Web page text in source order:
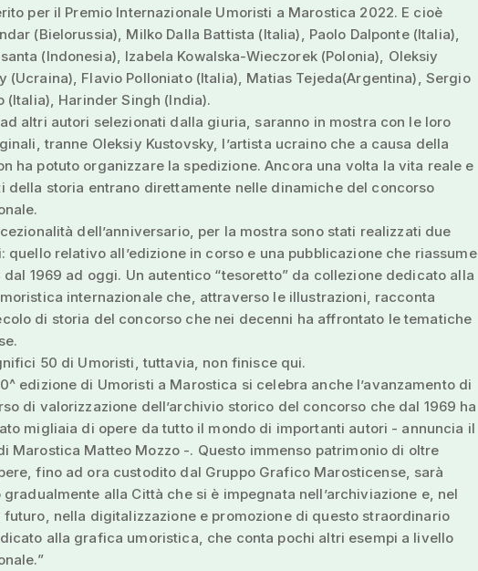
per il Premio Internazionale Umoristi a Marostica 2022. E cioè
(Bielorussia), Milko Dalla Battista (Italia), Paolo Dalponte (Italia),
(Indonesia), Izabela Kowalska-Wieczorek (Polonia), Oleksiy
(Ucraina), Flavio Polloniato (Italia), Matias Tejeda(Argentina), Sergio
(Italia), Harinder Singh (India).
altri autori selezionati dalla giuria, saranno in mostra con le loro
tranne Oleksiy Kustovsky, l’artista ucraino che a causa della
ha potuto organizzare la spedizione. Ancora una volta la vita reale e
della storia entrano direttamente nelle dinamiche del concorso
dell’anniversario, per la mostra sono stati realizzati due
quello relativo all’edizione in corso e una pubblicazione che riassume
1969 ad oggi. Un autentico “tesoretto” da collezione dedicato alla
internazionale che, attraverso le illustrazioni, racconta
di storia del concorso che nei decenni ha affrontato le tematiche
50 di Umoristi, tuttavia, non finisce qui.
edizione di Umoristi a Marostica si celebra anche l’avanzamento di
di valorizzazione dell’archivio storico del concorso che dal 1969 ha
migliaia di opere da tutto il mondo di importanti autori - annuncia il
Marostica Matteo Mozzo -. Questo immenso patrimonio di oltre
fino ad ora custodito dal Gruppo Grafico Marosticense, sarà
alla Città che si è impegnata nell’archiviazione e, nel
futuro, nella digitalizzazione e promozione di questo straordinario
alla grafica umoristica, che conta pochi altri esempi a livello